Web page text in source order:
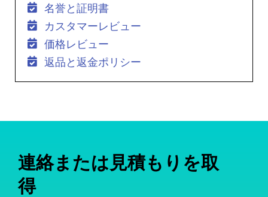
名誉と証明書
カスタマーレビュー
価格レビュー
返品と返金ポリシー
連絡または見積もりを取
得